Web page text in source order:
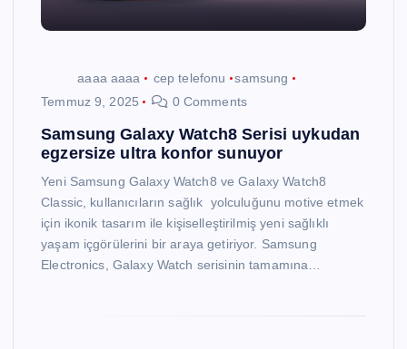
aaaa aaaa cep telefonu
samsung
Temmuz 9, 2025
0 Comments
Samsung Galaxy Watch8 Serisi uykudan
egzersize ultra konfor sunuyor
Yeni Samsung Galaxy Watch8 ve Galaxy Watch8
Classic, kullanıcıların sağlık yolculuğunu motive etmek
için ikonik tasarım ile kişiselleştirilmiş yeni sağlıklı
yaşam içgörülerini bir araya getiriyor. Samsung
Electronics, Galaxy Watch serisinin tamamına…